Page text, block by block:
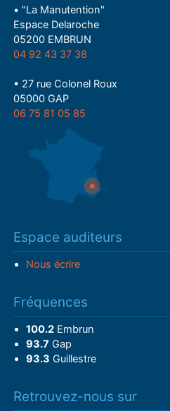
• "La Manutention"
Espace Delaroche
05200 EMBRUN
04 92 43 37 38
• 27 rue Colonel Roux
05000 GAP
06 75 81 05 85
Espace auditeurs
Nous écrire
Fréquences
100.2Embrun
93.7 Gap
93.3 Guillestre
Retrouvez-nous sur